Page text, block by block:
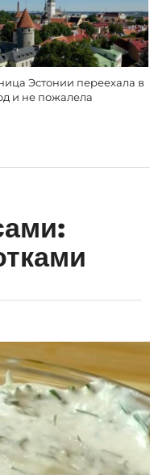
Эстонии переехала в
и не пожалела